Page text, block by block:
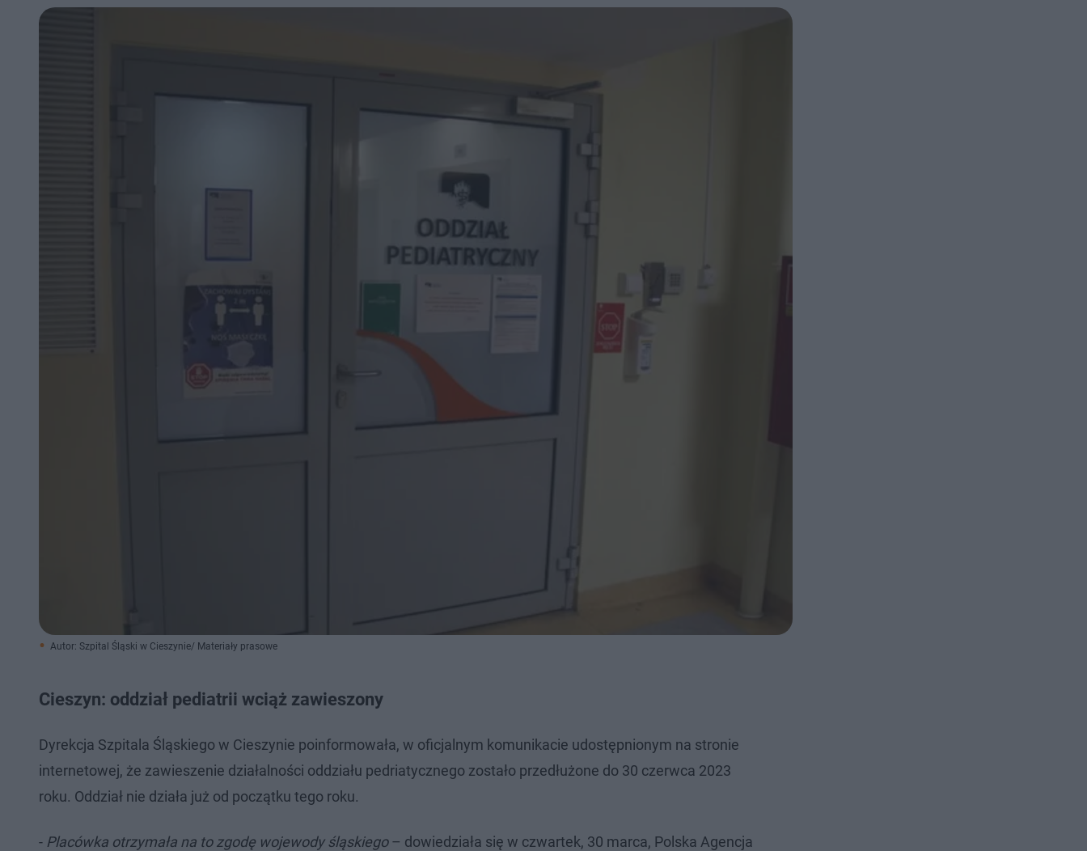
Autor: Szpital Śląski w Cieszynie/ Materiały prasowe
Cieszyn: oddział pediatrii wciąż zawieszony
Dyrekcja Szpitala Śląskiego w Cieszynie poinformowała, w oficjalnym komunikacie udostępnionym na stronie
internetowej, że zawieszenie działalności oddziału pedriatycznego zostało przedłużone do 30 czerwca 2023
roku. Oddział nie działa już od początku tego roku.
- Placówka otrzymała na to zgodę wojewody śląskiego– dowiedziała się w czwartek, 30 marca, Polska Agencja